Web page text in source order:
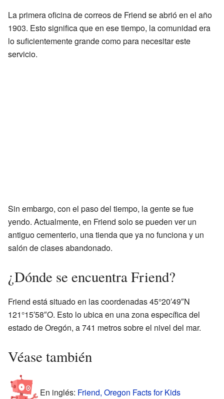
La primera oficina de correos de Friend se abrió en el año
1903. Esto significa que en ese tiempo, la comunidad era
lo suficientemente grande como para necesitar este
servicio.
Sin embargo, con el paso del tiempo, la gente se fue
yendo. Actualmente, en Friend solo se pueden ver un
antiguo cementerio, una tienda que ya no funciona y un
salón de clases abandonado.
¿Dónde se encuentra Friend?
Friend está situado en las coordenadas 45°20′49″N
121°15′58″O. Esto lo ubica en una zona específica del
estado de Oregón, a 741 metros sobre el nivel del mar.
Véase también
En inglés: Friend, Oregon Facts for Kids